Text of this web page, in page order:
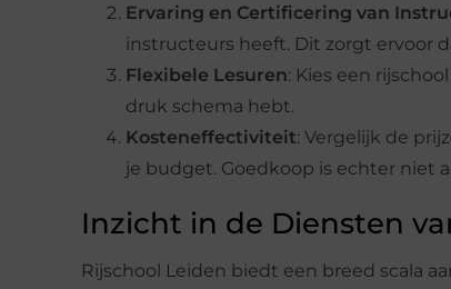
Ervaring en Certificering van
instructeurs heeft. Dit zorgt ervoor
Flexibele Lesuren: Kies een
druk schema hebt.
Kosteneffectiviteit: Vergelijk de
je budget. Goedkoop is echter niet
Inzicht in de Diensten
Rijschool Leiden biedt een breed scala